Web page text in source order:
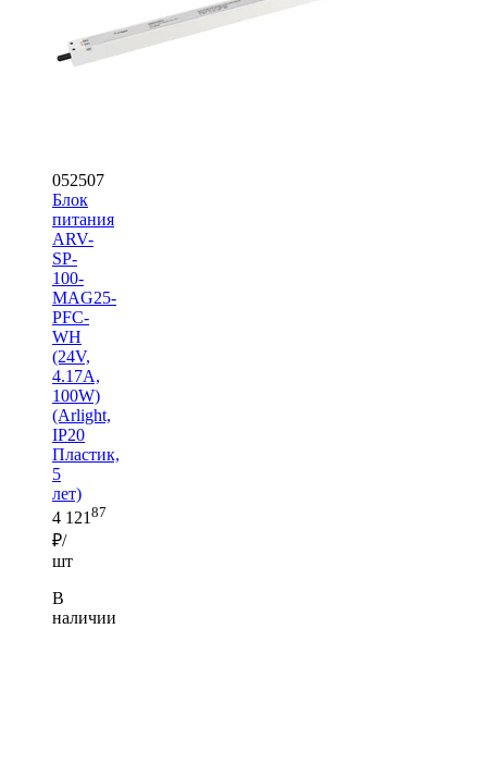
052507
Блок
питания
ARV-
SP-
100-
MAG25-
PFC-
WH
(24V,
4.17A,
100W)
(Arlight,
IP20
Пластик,
5
лет)
4 121 87
₽/
шт
В
наличии